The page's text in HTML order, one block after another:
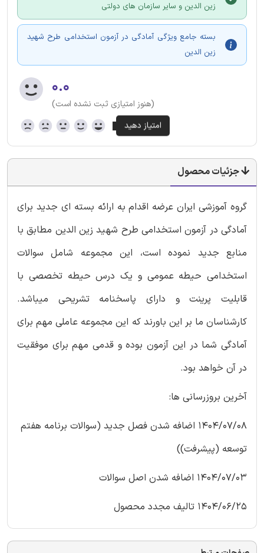
زین الدین و سایر سازمان های دولتی
بسته جامع ویژگی آمادگی در آزمون استخدامی طرح شهید
زین الدین
۰.۰
(هنوز امتیازی ثبت نشده است)
جزئیات محصول
گروه آموزشی ایران عرضه اقدام به ارائه بسته ای جدید برای
آمادگی در آزمون استخدامی طرح شهید زین الدین مطابق با
منابع جدید نموده است، این مجموعه شامل سوالات
استخدامی حیطه عمومی و یک درس حیطه تخصصی با
قابلیت پرینت و دارای پاسخنامه تشریحی میباشد.
کارشناسان ما بر این باورند که این مجموعه عاملی مهم برای
آمادگی شما در این آزمون بوده و قدمی مهم برای موفقیت
در آن خواهد بود.
آخرین بروزرسانی ها:
1404/07/08 اضافه شدن فصل جدید (سوالات برنامه هفتم
توسعه (پیشرفت))
1404/07/03 اضافه شدن اصل سوالات
1404/06/25 تالیف مجدد محصول